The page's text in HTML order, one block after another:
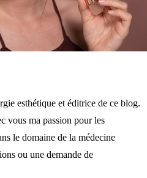
esthétique et éditrice de ce blog.
vous ma passion pour les
le domaine de la médecine
ou une demande de